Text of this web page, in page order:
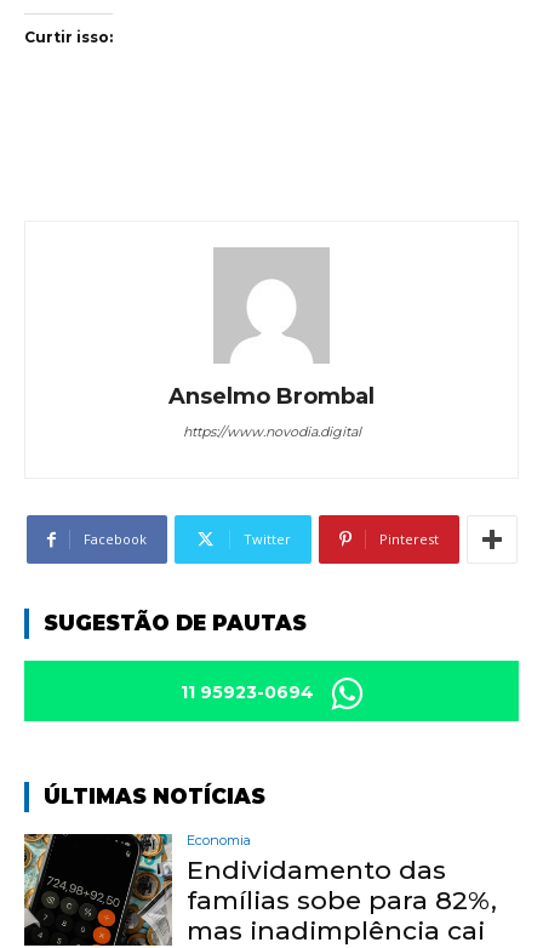
Curtir isso:
Anselmo Brombal
https://www.novodia.digital
Facebook Twitter Pinterest
SUGESTÃO DE PAUTAS
11 95923-0694
ÚLTIMAS NOTÍCIAS
Economia
Endividamento das
famílias sobe para 82%,
mas inadimplência cai